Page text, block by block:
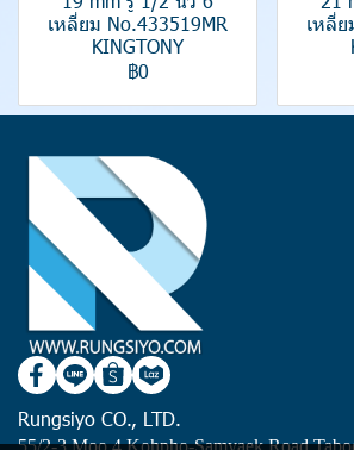
เหลี่ยม No.433519MR
KINGTONY
฿0
เหลี่
Rungsiyo CO., LTD.
55/2-3 Moo 4 Kohpho-Samyaek Road